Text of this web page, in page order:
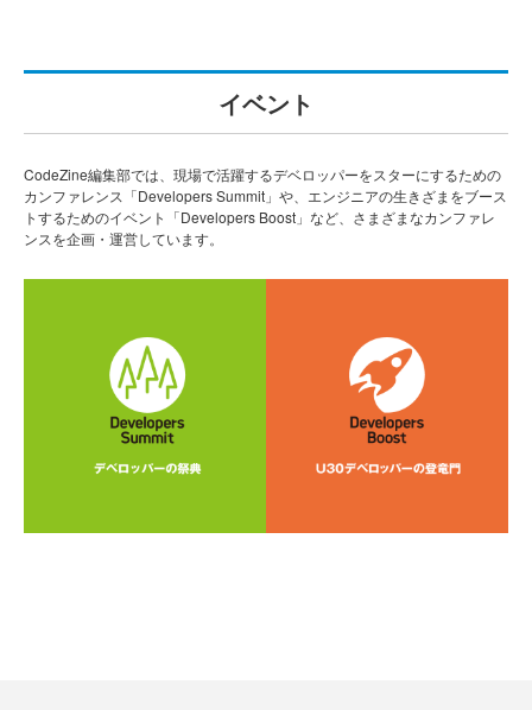
イベント
CodeZine編集部では、現場で活躍するデベロッパーをスターにするための
カンファレンス「Developers Summit」や、エンジニアの生きざまをブース
トするためのイベント「Developers Boost」など、さまざまなカンファレ
ンスを企画・運営しています。